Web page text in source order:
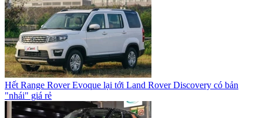
Hết Range Rover Evoque lại tới Land Rover Discovery có bản
"nhái" giá rẻ